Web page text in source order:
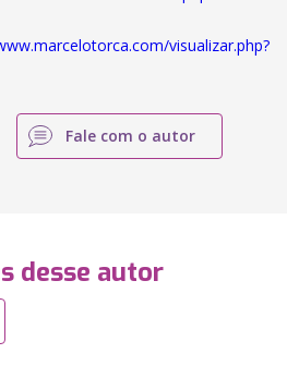
visualizar.php?
Fale com o autor
desse autor